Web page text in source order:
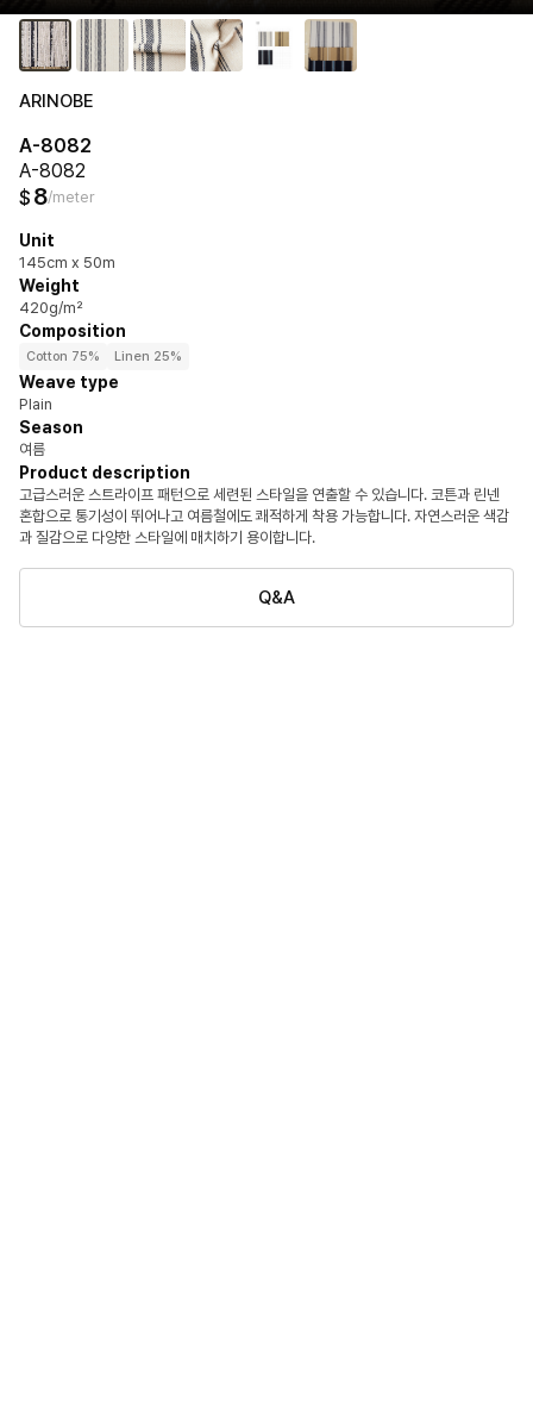
ARINOBE
A-8082
A-8082
$ 8/meter
Unit
145cm x 50m
Weight
420g/m²
Composition
Cotton 75% Linen 25%
Weave type
Plain
Season
여름
Product description
고급스러운 스트라이프 패턴으로 세련된 스타일을 연출할 수 있습니다. 코튼과 린넨
혼합으로 통기성이 뛰어나고 여름철에도 쾌적하게 착용 가능합니다. 자연스러운 색감
과 질감으로 다양한 스타일에 매치하기 용이합니다.
Q&A